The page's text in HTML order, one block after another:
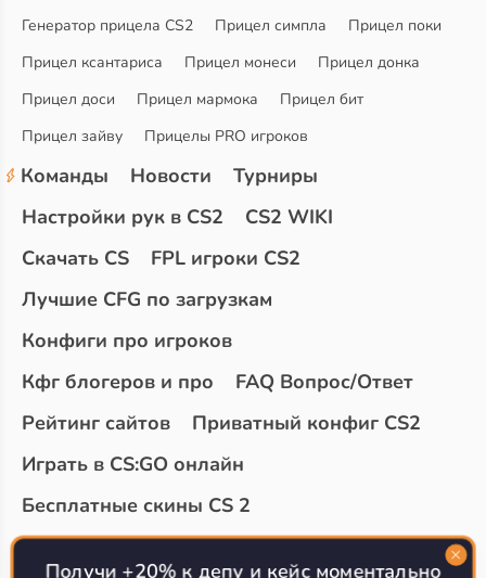
Генератор прицела CS2
Прицел симпла
Прицел поки
Прицел ксантариса
Прицел монеси
Прицел донка
Прицел доси
Прицел мармока
Прицел бит
Прицел зайву
Прицелы PRO игроков
Команды Новости
Турниры
Настройки рук в CS2
CS2 WIKI
Скачать CS
FPL игроки CS2
Лучшие CFG по загрузкам
Конфиги про игроков
Кфг блогеров и про
FAQ Вопрос/Ответ
Рейтинг сайтов
Приватный конфиг CS2
Играть в CS:GO онлайн
Бесплатные скины CS 2
Топ сайтов с халявой КС 2
О проекте
Получи +20% к депу и кейс моментально